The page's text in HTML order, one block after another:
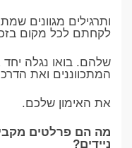
ותרגילים מגוונים
לקחתם לכל מקום
שלהם. בואו נגלה
המתכווננים ואת
את האימון שלכם.
מה הם פרלטים
ניידים?